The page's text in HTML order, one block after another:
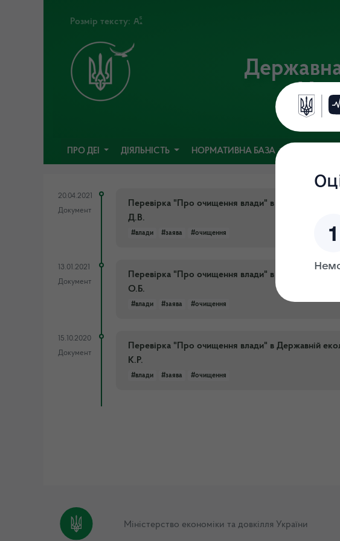
Розмір тексту:
Державна
ПРО ДЕІ ДІЯЛЬНІСТЬ НОРМАТИВНА БАЗА
20.04.2021
Документ
Перевірка "Про очищення влади" в Державній
Д.В.
#влади #заява #очищення
13.01.2021
Документ
Перевірка "Про очищення влади" в Державній
О.Б.
#влади #заява #очищення
15.10.2020
Документ
Перевірка "Про очищення влади" в Державній
К.Р.
#влади #заява #очищення
Міністерство економіки та довкілля України